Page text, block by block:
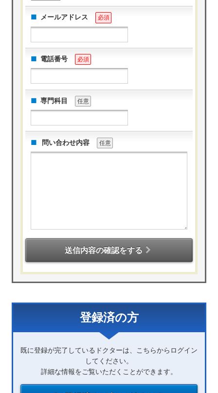
メールアドレス 必須
電話番号 必須
専門科目 任意
問い合わせ内容 任意
送信内容の確認をする
登録済の方
既に登録が完了しているドクターは、こちらからログイン
してください。
詳細な情報をご覧いただくことができます。